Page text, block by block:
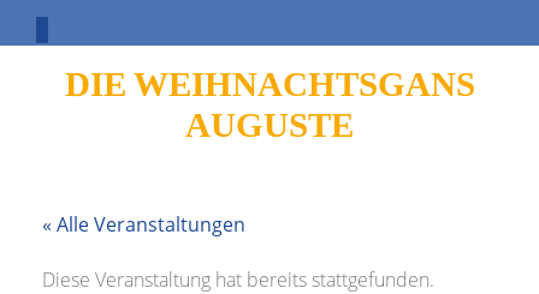
DIE WEIHNACHTSGANS
AUGUSTE
« Alle Veranstaltungen
Diese Veranstaltung hat bereits stattgefunden.